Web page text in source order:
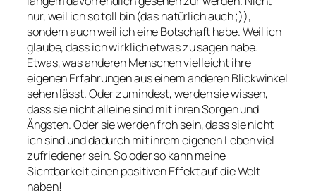
nur, weil ich so toll bin (das natürlich auch ;)),
sondern auch weil ich eine Botschaft habe. Weil ich
glaube, dass ich wirklich etwas zu sagen habe.
Etwas, was anderen Menschen vielleicht ihre
eigenen Erfahrungen aus einem anderen Blickwinkel
sehen lässt. Oder zumindest, werden sie wissen,
dass sie nicht alleine sind mit ihren Sorgen und
Ängsten. Oder sie werden froh sein, dass sie nicht
ich sind und dadurch mit ihrem eigenen Leben viel
zufriedener sein. So oder so kann meine
Sichtbarkeit einen positiven Effekt auf die Welt
haben!